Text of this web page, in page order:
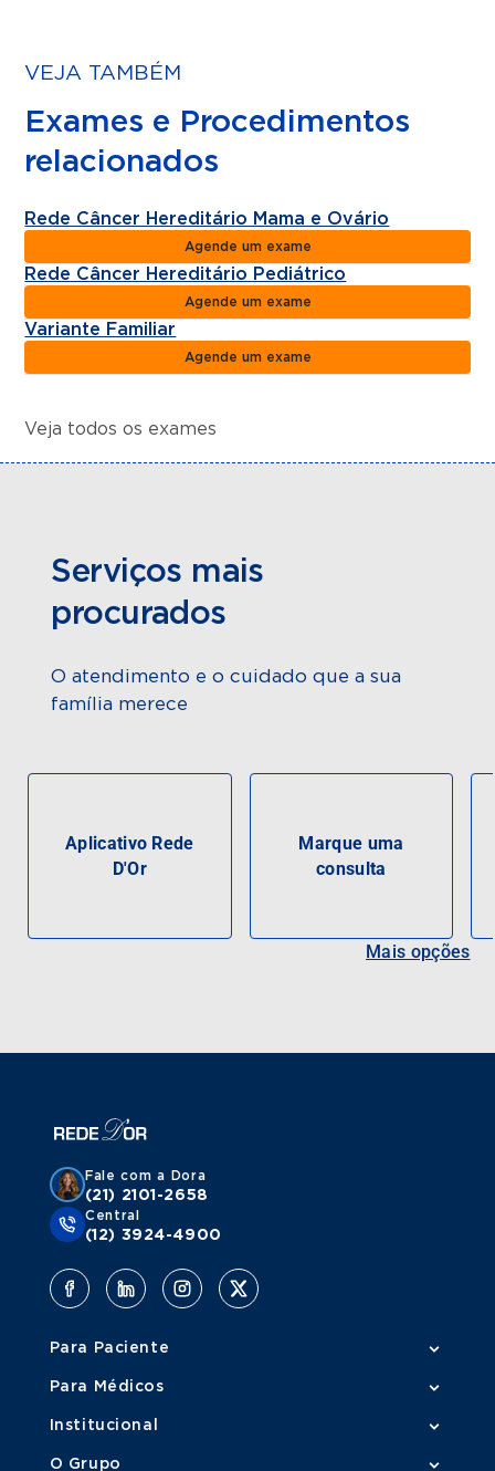
VEJA TAMBÉM
Exames e Procedimentos
relacionados
Rede Câncer Hereditário Mama e Ovário
Agende um exame
Rede Câncer Hereditário Pediátrico
Agende um exame
Variante Familiar
Agende um exame
Veja todos os exames
Serviços mais
procurados
O atendimento e o cuidado que a sua
família merece
Aplicativo Rede
D'Or
Marque uma
consulta
Mais opções
Fale com a Dora
(21) 2101-2658
Central
(12) 3924-4900
Para Paciente
Para Médicos
Institucional
O Grupo